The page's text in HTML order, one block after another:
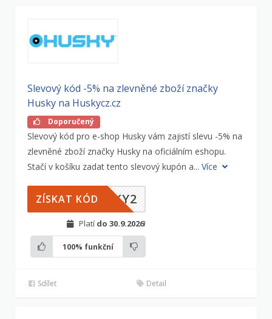
Slevový kód -5% na zlevněné zboží značky
Husky na Huskycz.cz
Doporučený
Slevový kód pro e-shop Husky vám zajistí slevu -5% na
zlevněné zboží značky Husky na oficiálním eshopu.
Stačí v košíku zadat tento slevový kupón a... Více
SKY2
ZÍSKAT KÓD
Platí do 30.9.2026!
100% funkční
Sdílet Detail